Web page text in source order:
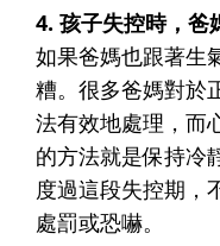
4. 孩子失控時，爸
如果爸媽也跟著生
糟。很多爸媽對於
法有效地處理，而
的方法就是保持冷
度過這段失控期，
處罰或恐嚇。